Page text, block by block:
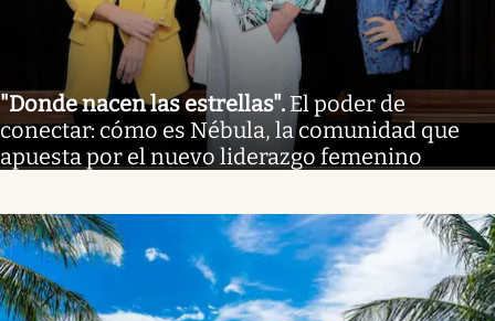
"Donde nacen las estrellas". El poder de
conectar: cómo es Nébula, la comunidad que
apuesta por el nuevo liderazgo femenino